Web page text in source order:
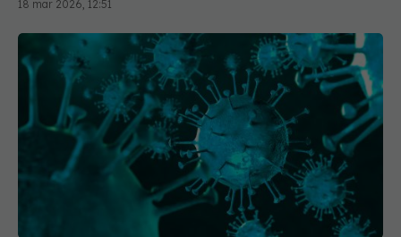
18 mar 2026, 12:51